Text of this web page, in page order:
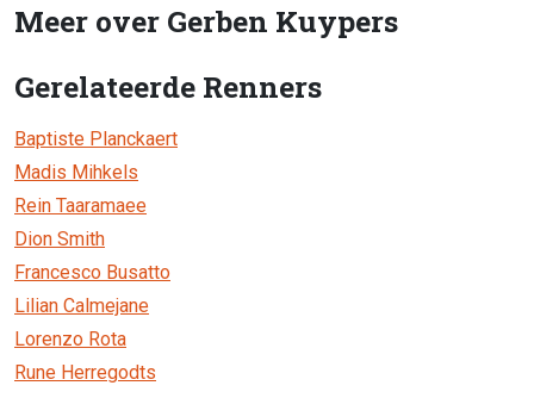
Meer over Gerben Kuypers
Gerelateerde Renners
Baptiste Planckaert
Madis Mihkels
Rein Taaramaee
Dion Smith
Francesco Busatto
Lilian Calmejane
Lorenzo Rota
Rune Herregodts